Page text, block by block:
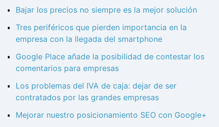
Bajar los precios no siempre es la mejor solución
Tres periféricos que pierden importancia en la
empresa con la llegada del smartphone
Google Place añade la posibilidad de contestar los
comentarios para empresas
Los problemas del IVA de caja: dejar de ser
contratados por las grandes empresas
Mejorar nuestro posicionamiento SEO con Google+